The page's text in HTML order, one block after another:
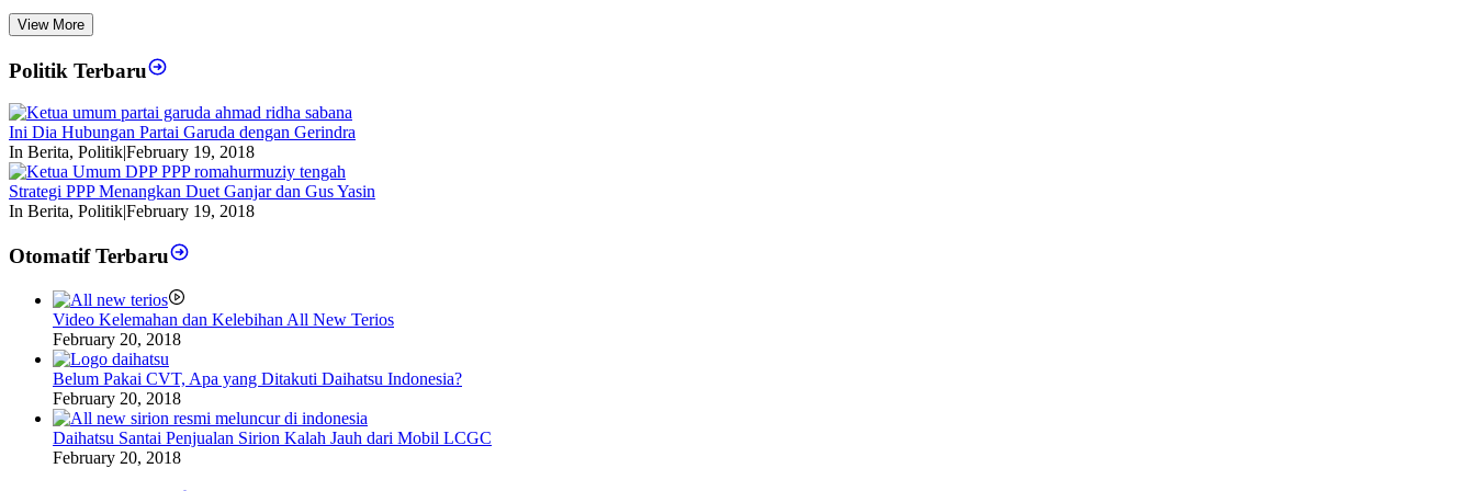
View More
Politik Terbaru
Ini Dia Hubungan Partai Garuda dengan Gerindra
In Berita, Politik|February 19, 2018
Strategi PPP Menangkan Duet Ganjar dan Gus Yasin
In Berita, Politik|February 19, 2018
Otomatif Terbaru
Video Kelemahan dan Kelebihan All New Terios
February 20, 2018
Belum Pakai CVT, Apa yang Ditakuti Daihatsu Indonesia?
February 20, 2018
Daihatsu Santai Penjualan Sirion Kalah Jauh dari Mobil LCGC
February 20, 2018